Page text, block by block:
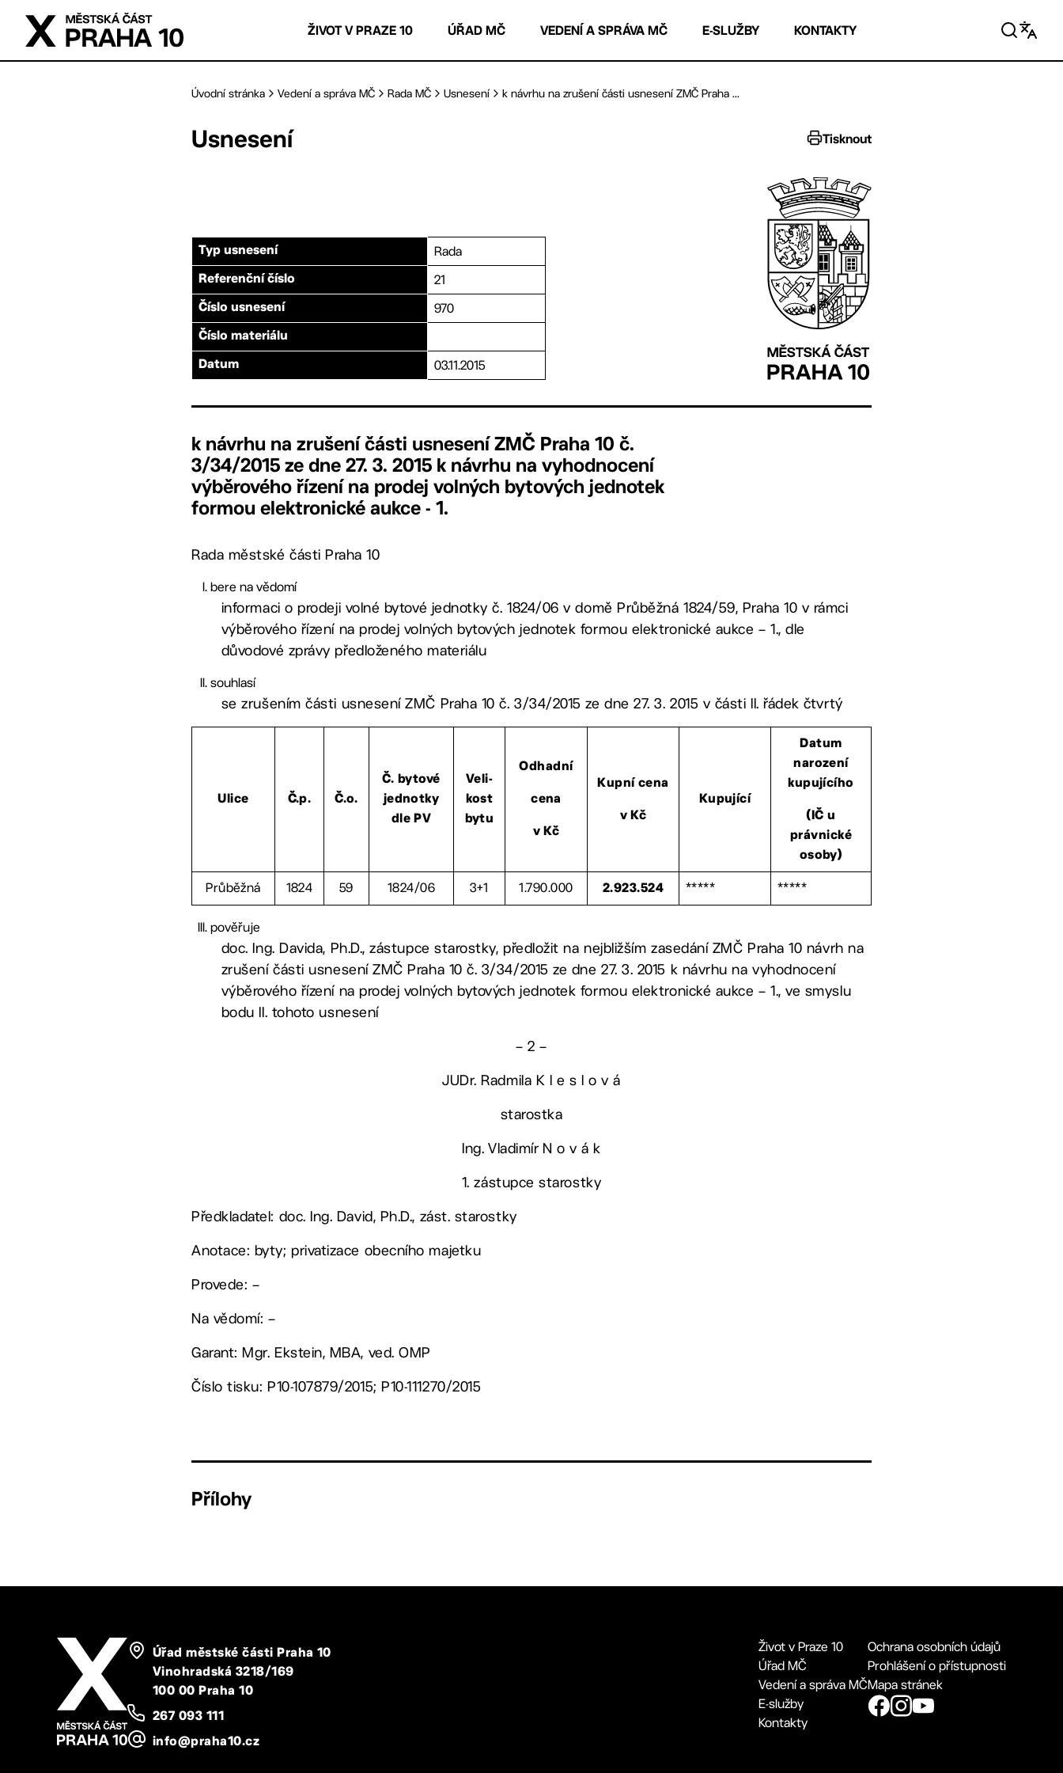
Přejít na hlavní obsah
ŽIVOT V PRAZE 10 ÚŘAD MČ VEDENÍ A SPRÁVA MČ E-SLUŽBY KONTAKTY
Úvodní stránka Vedení a správa MČ Rada MČ Usnesení k návrhu na zrušení části usnesení ZMČ Praha ...
Usnesení Tisknout
Typ usnesení Rada
Referenční číslo 21
Číslo usnesení 970
Číslo materiálu
Datum 03.11.2015
k návrhu na zrušení části usnesení ZMČ Praha 10 č.
3/34/2015 ze dne 27. 3. 2015 k návrhu na vyhodnocení
výběrového řízení na prodej volných bytových jednotek
formou elektronické aukce - 1.
Rada městské části Praha 10
bere na vědomí
informaci o prodeji volné bytové jednotky č. 1824/06 v domě Průběžná 1824/59, Praha 10 v rámci
výběrového řízení na prodej volných bytových jednotek formou elektronické aukce – 1., dle
důvodové zprávy předloženého materiálu
souhlasí
se zrušením části usnesení ZMČ Praha 10 č. 3/34/2015 ze dne 27. 3. 2015 v části II. řádek čtvrtý
Ulice Č.p. Č.o.
Č. bytové
jednotky
dle PV
Veli-
kost
bytu
Odhadní
cena
v Kč
Kupní cena
v Kč
Kupující
Datum
narození
kupujícího
(IČ u
právnické
osoby)
Průběžná 1824 59 1824/06 3+1 1.790.000 2.923.524 ***** *****
pověřuje
doc. Ing. Davida, Ph.D., zástupce starostky, předložit na nejbližším zasedání ZMČ Praha 10 návrh na
zrušení části usnesení ZMČ Praha 10 č. 3/34/2015 ze dne 27. 3. 2015 k návrhu na vyhodnocení
výběrového řízení na prodej volných bytových jednotek formou elektronické aukce – 1., ve smyslu
bodu II. tohoto usnesení
– 2 –
JUDr. Radmila K l e s l o v á
starostka
Ing. Vladimír N o v á k
1. zástupce starostky
Předkladatel: doc. Ing. David, Ph.D., zást. starostky
Anotace: byty; privatizace obecního majetku
Provede: –
Na vědomí: –
Garant: Mgr. Ekstein, MBA, ved. OMP
Číslo tisku: P10-107879/2015; P10-111270/2015
Přílohy
Úřad městské části Praha 10
Vinohradská 3218/169
100 00 Praha 10
267 093 111
info@praha10.cz
Život v Praze 10
Úřad MČ
Vedení a správa MČ
E-služby
Kontakty
Ochrana osobních údajů
Prohlášení o přístupnosti
Mapa stránek